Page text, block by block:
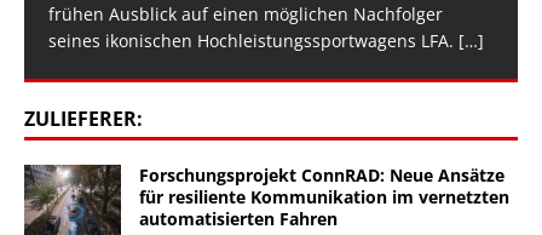
frühen Ausblick auf einen möglichen Nachfolger
seines ikonischen Hochleistungssportwagens LFA. […]
ZULIEFERER:
Forschungsprojekt ConnRAD: Neue Ansätze
für resiliente Kommunikation im vernetzten
automatisierten Fahren